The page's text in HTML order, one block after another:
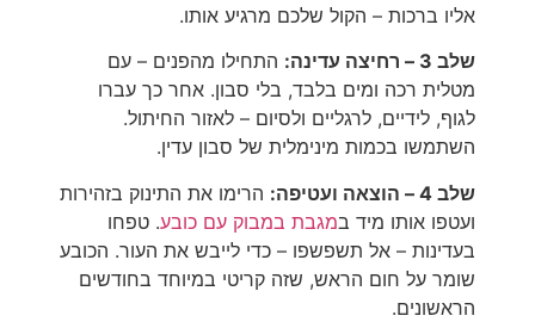
אליו ברכות – הקול שלכם מרגיע אותו.
שלב 3 – רחיצה עדינה:
התחילו מהפנים – עם
מטלית רכה ומים בלבד, בלי סבון. אחר כך עברו
לגוף, לידיים, לרגליים ולסיום – לאזור החיתול.
השתמשו בכמות מינימלית של סבון עדין.
שלב 4 – הוצאה ועטיפה:
הרימו את התינוק בזהירות
ועטפו אותו מיד במגבת במבוק עם כובע. טפחו
בעדינות – אל תשפשפו – כדי לייבש את העור. הכובע
שומר על חום הראש, שזה קריטי במיוחד בחודשים
הראשונים.